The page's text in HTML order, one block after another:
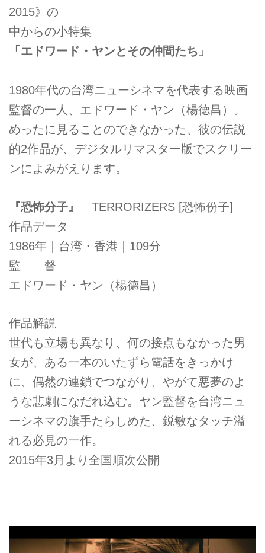
2015》の
中からの小特集
「エドワード・ヤンとその仲間たち」
1980年代の台湾ニューシネマを代表する映画
監督の一人、エドワード・ヤン（楊德昌）。
めったに見ることのできなかった、彼の伝説
的2作品が、デジタルリマスター版でスクリー
ンによみがえります。
『恐怖分子』
TERRORIZERS [恐怖份子]
作品データ
1986年｜台湾・香港｜109分
監 督
エドワード・ヤン（楊德昌）
作品解説
世代も立場も異なり、何の接点もなかった男
女が、ある一本のいたずら電話をきっかけ
に、偶然の連鎖でつながり、やがて悪夢のよ
うな悲劇になだれ込む。ヤン監督を台湾ニュ
ーシネマの旗手たらしめた、鋭敏なタッチ溢
れる必見の一作。
2015年3月より全国順次公開